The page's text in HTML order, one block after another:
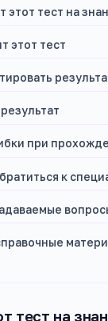
этот тест на
этот тест
при
к
тест на